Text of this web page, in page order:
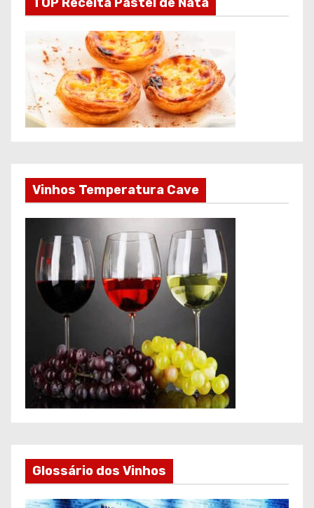
Vinhos Temperatura Cave
Glossário dos Vinhos